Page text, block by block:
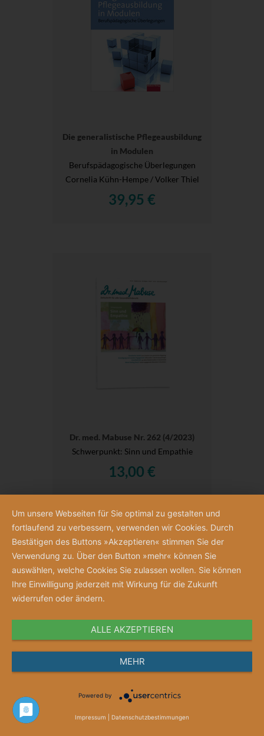
Die generalistische Pflegeausbildung
in Modulen
Berufspädagogische Überlegungen
Cornelia Kühn-Hempe / Volker Thiel
39,95 €
Dr. med. Mabuse Nr. 262 (4/2023)
Schwerpunkt: Sinn und Empathie
13,00 €
Artikel 1-24von197
1 2 ... 9 > >|
Neuigkeiten und Angebote informiert zu
werden.
Um unsere Webseiten für Sie optimal zu gestalten und
fortlaufend zu verbessern, verwenden wir Cookies. Durch
Bestätigen des Buttons »Akzeptieren« stimmen Sie der
Verwendung zu. Über den Button »mehr« können Sie
auswählen, welche Cookies Sie zulassen wollen. Sie können
Ihre Einwilligung jederzeit mit Wirkung für die Zukunft
widerrufen oder ändern.
ALLE AKZEPTIEREN
MEHR
Powered by
Impressum Datenschutzbestimmungen